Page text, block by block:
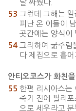
날 싸웠다.
53 그런데 그해는
피난 온 이들이
곳간에는 양식이
54 그리하여 굶주림
다 제집으로 흩
안티오코스가 화친
55 한편 리시아스는
죽기 전에 필리
으로 세우라고 분